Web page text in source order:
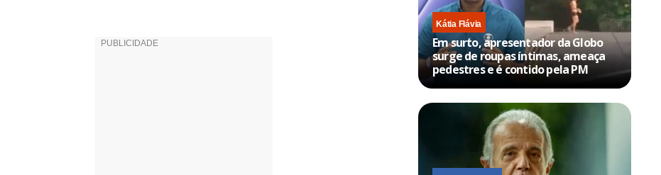
Kátia Flávia
Em surto, apresentador da Globo
surge de roupas íntimas, ameaça
pedestres e é contido pela PM